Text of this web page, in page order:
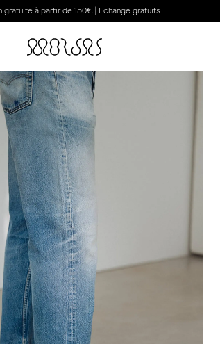
gratuite à partir de 150€ | Echange gratuits